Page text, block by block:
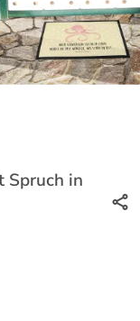
Spruch in